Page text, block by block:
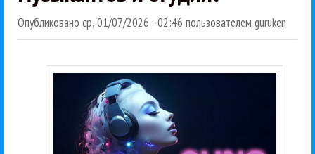
Опубликовано ср, 01/07/2026 - 02:46 пользователем guruken